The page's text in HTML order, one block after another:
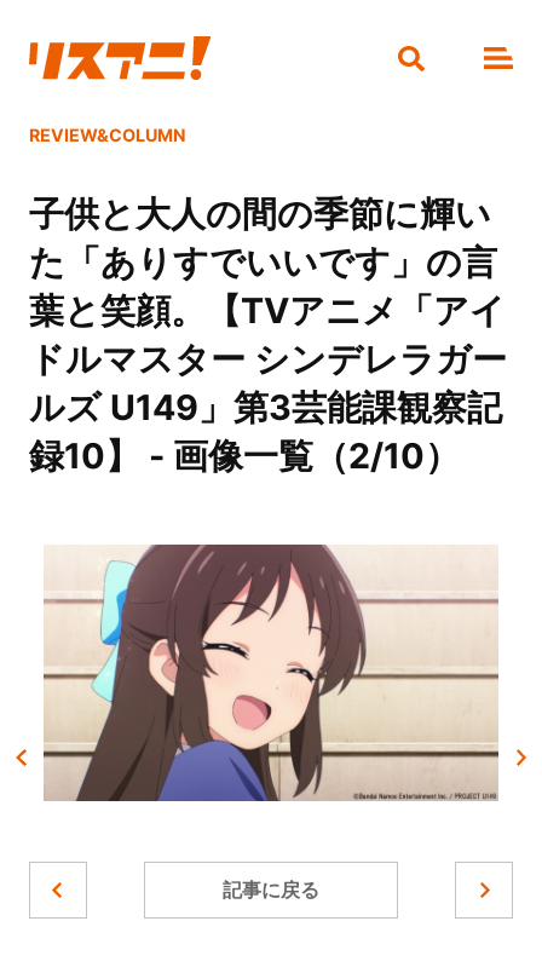
REVIEW&COLUMN
子供と大人の間の季節に輝い
た「ありすでいいです」の言
葉と笑顔。【TVアニメ「アイ
ドルマスター シンデレラガー
ルズ U149」第3芸能課観察記
録10】 - 画像一覧（2/10）
記事に戻る